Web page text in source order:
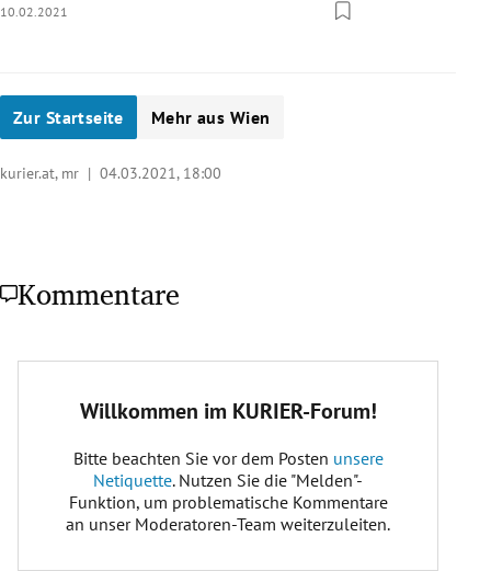
10.02.2021
Zur Startseite Mehr aus Wien
kurier.at, mr | 04.03.2021, 18:00
Kommentare